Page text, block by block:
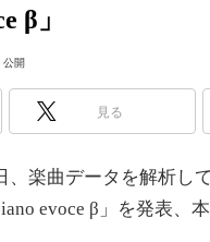
β」
公開
見る
楽曲データを解析し
evoce β」を発表、